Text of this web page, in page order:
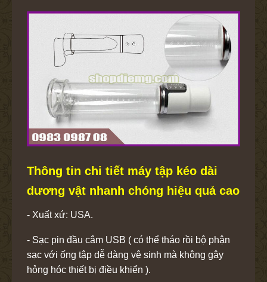
Thông tin chi tiết máy tập kéo dài
dương vật nhanh chóng hiệu quả cao
- Xuất xứ: USA.
- Sạc pin đầu cắm USB ( có thể tháo rồi bộ phận
sạc với ống tập dễ dàng vệ sinh mà không gây
hỏng hóc thiết bị điều khiển ).